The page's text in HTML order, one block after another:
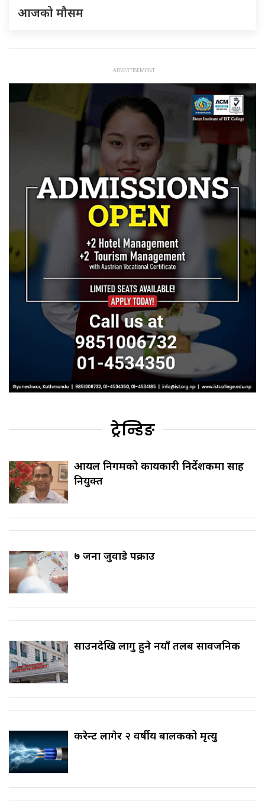
आजको मौसम
ट्रेन्डिङ
आयल निगमको कार्यकारी निर्देशकमा साह
नियुक्त
७ जना जुवाडे पक्राउ
साउनदेखि लागु हुने नयाँ तलब सार्वजनिक
करेन्ट लागेर २ वर्षीय बालकको मृत्यु